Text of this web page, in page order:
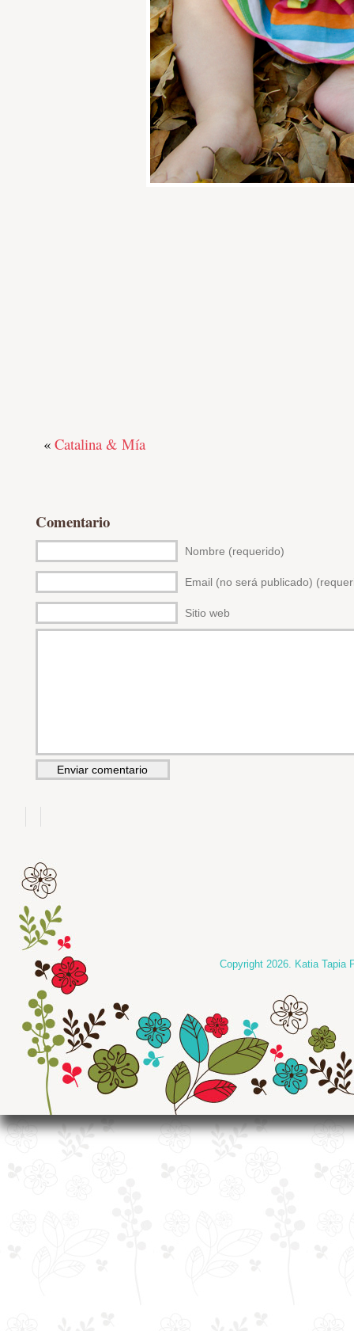
« Catalina & Mía
Comentario
Nombre (requerido)
Email (no será publicado)
Sitio web
Copyright 2026. Katia Tapia